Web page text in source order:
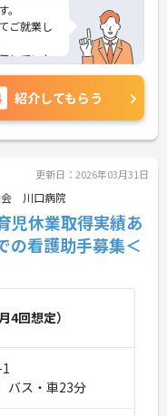
ご就業し
していた
くださ
紹介してもらう
更新日：2026年03月31日
会 川口病院
児休業取得実績あ
の看護助手募集＜
4回想定）
バス・車23分